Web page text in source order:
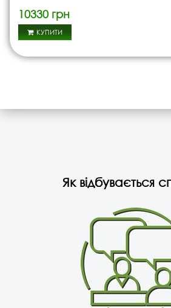
10330 грн
КУПИТИ
Як відбувається